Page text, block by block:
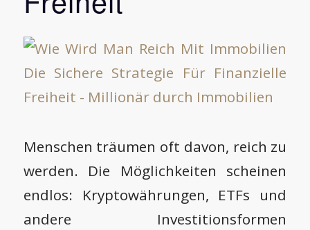
Menschen träumen oft davon, reich zu
werden. Die Möglichkeiten scheinen
endlos: Kryptowährungen, ETFs und
andere Investitionsformen